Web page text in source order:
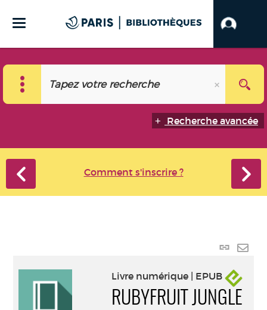
Recherche avancée
Comment s'inscrire ?
Lien
Livre numérique | EPUB
RUBYFRUIT JUNGLE